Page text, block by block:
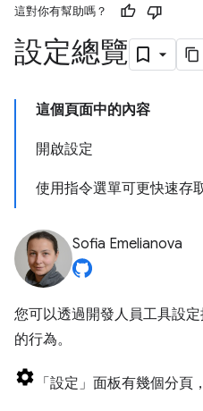
這對你有幫助嗎？
設定總覽
這個頁面中的內容
開啟設定
使用指令選單可更快速存
Sofia Emelianova
您可以透過開發人員工具設
的行為。
「設定」 面板有幾個分頁